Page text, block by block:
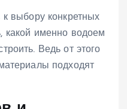
к выбору конкретных
какой именно водоем
Ведь от этого
подходят